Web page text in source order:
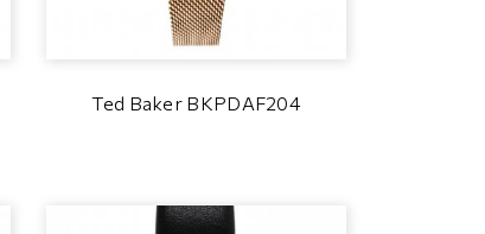
Ted Baker BKPDAF204